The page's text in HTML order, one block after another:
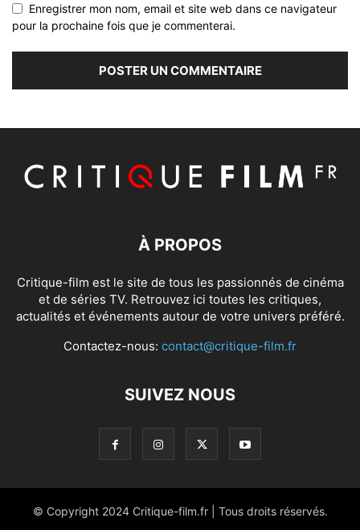
Enregistrer mon nom, email et site web dans ce navigateur
pour la prochaine fois que je commenterai.
À PROPOS
Critique-film est le site de tous les passionnés de cinéma
et de séries TV. Retrouvez ici toutes les critiques,
actualités et événements autour de votre univers préféré.
Contactez-nous: contact@critique-film.fr
SUIVEZ NOUS
© Copyright 2024 Critique-film.fr | Tous droits réservés.